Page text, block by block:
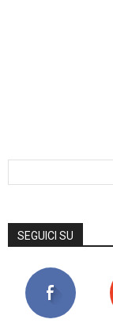
SEGUICI SU